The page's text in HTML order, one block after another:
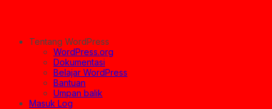
Tentang WordPress
WordPress.org
Dokumentasi
Belajar WordPress
Bantuan
Umpan balik
Masuk Log